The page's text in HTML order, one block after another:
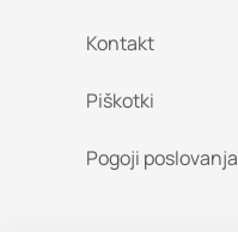
Kontakt
Piškotki
Pogoji poslovanja